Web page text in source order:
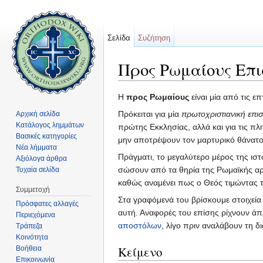
Προς Ρωμαίους
H προς Ρωμαίους είναι μία από τις
Πρόκειται για μία πρωτοχριστιανική
πρώτης Εκκλησίας, αλλά και για τις
μην αποτρέψουν τον μαρτυρικό
Πράγματι, το μεγαλύτερο μέρος της
σώσουν από τα θηρία της Ρωμαϊκής
καθώς αναμένει πως ο Θεός τιμώντας
Στα γραφόμενά του βρίσκουμε
αυτή. Αναφορές του επίσης ρίχνουν
αποστόλων, λίγο πριν αναλάβουν τη
Κείμενο
Σελίδα Συζήτηση
Αρχική σελίδα
Κατάλογος λημμάτων
Βασικές κατηγορίες
Νέα λήμματα
Αξιόλογα άρθρα
Τυχαία σελίδα
Συμμετοχή
Πρόσφατες αλλαγές
Περιεχόμενα
Τράπεζα
Κοινότητα
Βοήθεια
Επικοινωνία